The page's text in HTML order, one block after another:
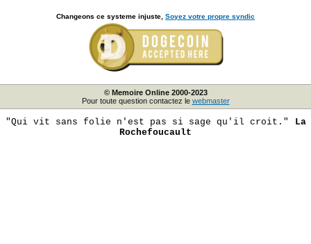
Changeons ce systeme injuste, Soyez votre propre syndic
© Memoire Online 2000-2023
Pour toute question contactez le webmaster
"Qui vit sans folie n'est pas si sage qu'il croit."
La
Rochefoucault